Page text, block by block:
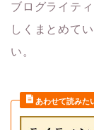
ブログライテ
しくまとめて
い。